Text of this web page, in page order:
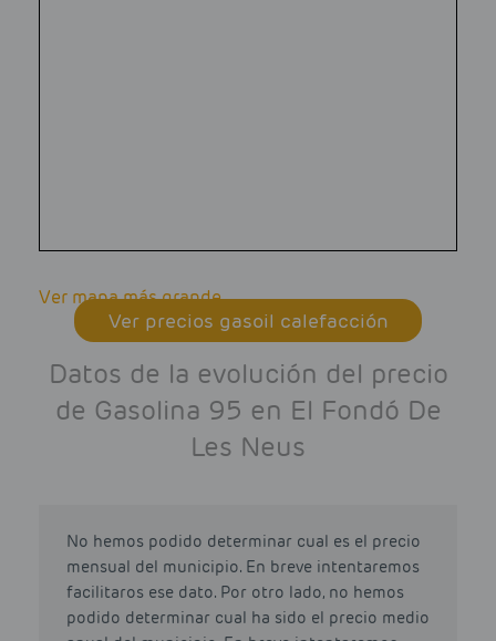
Ver mapa más grande
Ver precios gasoil calefacción
Datos de la evolución del precio
de Gasolina 95 en El Fondó De
Les Neus
No hemos podido determinar cual es el precio
mensual del municipio. En breve intentaremos
facilitaros ese dato. Por otro lado, no hemos
podido determinar cual ha sido el precio medio